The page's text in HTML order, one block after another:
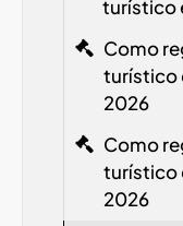
turístico
Como
turístico
2026
Como
turístico
2026